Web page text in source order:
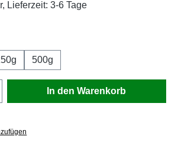
Lieferzeit: 3-6 Tage
500g
Gib den gewünschten
In den Warenkorb